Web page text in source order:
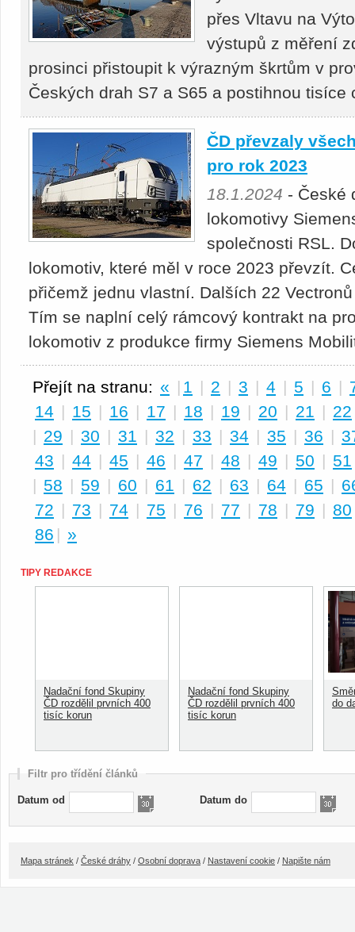
přes Vltavu na
výstupů z měření
prosinci přistoupit k výrazným škrtům v
Českých drah S7 a S65 a postihnou
ČD převzaly
pro rok 2023
18.1.2024 - České
lokomotivy
společnosti RSL.
lokomotiv, které měl v roce 2023 převzít.
přičemž jednu vlastní. Dalších 22
Tím se naplní celý rámcový kontrakt na
lokomotiv z produkce firmy Siemens
Přejít na stranu: « | 1 | 2 | 3 | 4 | 5 | 6 |
14 | 15 | 16 | 17 | 18 | 19 | 20 | 21 | 22
| 29 | 30 | 31 | 32 | 33 | 34 | 35 | 36 |
43 | 44 | 45 | 46 | 47 | 48 | 49 | 50 | 51
| 58 | 59 | 60 | 61 | 62 | 63 | 64 | 65 |
72 | 73 | 74 | 75 | 76 | 77 | 78 | 79 | 80
86 | »
TIPY REDAKCE
Nadační fond Skupiny
ČD rozdělil prvních 400
tisíc korun
Nadační fond Skupiny
ČD rozdělil prvních 400
tisíc korun
do
Filtr pro třídění článků
Datum od Datum do
Mapa stránek / České dráhy / Osobní doprava / Nastavení cookie / Napište nám